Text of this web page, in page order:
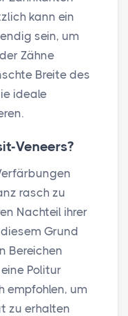
kann ein
sein, um
Zähne
Breite des
ideale
Veneers?
rasch zu
Nachteil ihrer
Grund
Bereichen
Politur
empfohlen, um
zu erhalten